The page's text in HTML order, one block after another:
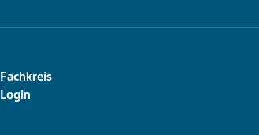
Fachkreis
Login